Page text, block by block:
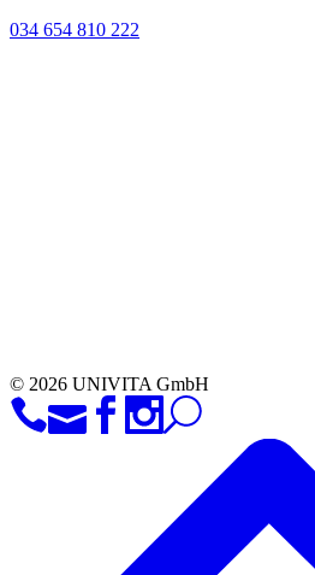
034 654 810 222
© 2026 UNIVITA GmbH